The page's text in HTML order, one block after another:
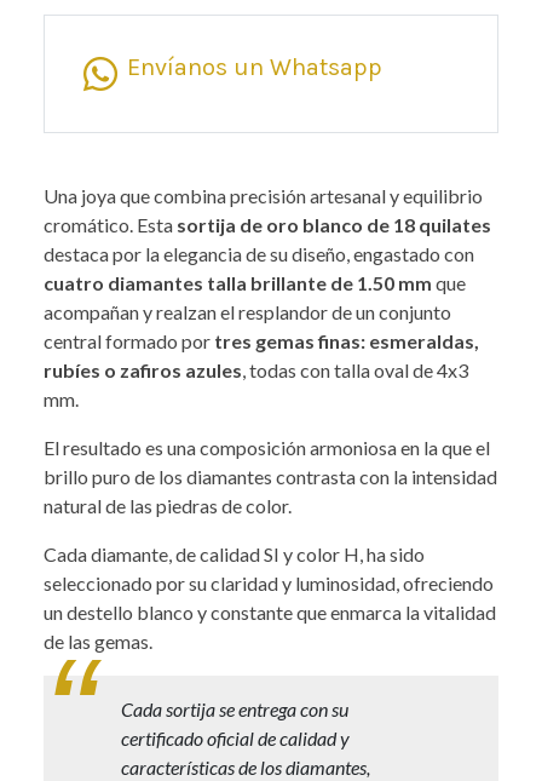
Envíanos un Whatsapp
Una joya que combina precisión artesanal y equilibrio
cromático. Esta sortija de oro blanco de 18 quilates
destaca por la elegancia de su diseño, engastado con
cuatro diamantes talla brillante de 1.50 mm que
acompañan y realzan el resplandor de un conjunto
central formado por tres gemas finas: esmeraldas,
rubíes o zafiros azules, todas con talla oval de 4x3
mm.
El resultado es una composición armoniosa en la que el
brillo puro de los diamantes contrasta con la intensidad
natural de las piedras de color.
Cada diamante, de calidad SI y color H, ha sido
seleccionado por su claridad y luminosidad, ofreciendo
un destello blanco y constante que enmarca la vitalidad
de las gemas.
Cada sortija se entrega con su
certificado oficial de calidad y
características de los diamantes,